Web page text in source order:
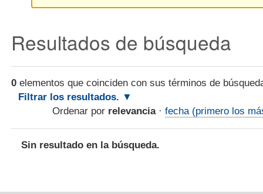
Resultados de búsqueda
0 elementos que coinciden con sus términos de
Filtrar los resultados.
Ordenar por relevancia · fecha (primero los
Sin resultado en la búsqueda.